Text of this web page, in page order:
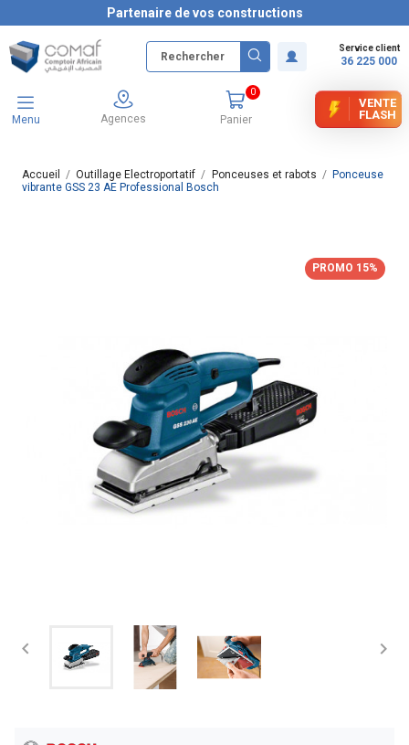
Partenaire de vos constructions
Service client
36 225 000
Menu Agences Panier
0
VENTE
FLASH
Accueil Outillage Electroportatif Ponceuses et rabots
Ponceuse
vibrante GSS 23 AE Professional Bosch
PROMO 15%
 